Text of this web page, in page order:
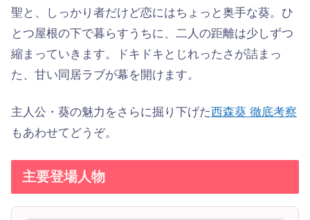
聖と、しっかり者だけど恋にはちょっと奥手な葵。ひ
とつ屋根の下で暮らすうちに、二人の距離は少しずつ
縮まっていきます。ドキドキとじれったさが詰まっ
た、甘い同居ラブが幕を開けます。
主人公・葵の魅力をさらに掘り下げた西森葵 徹底考察
もあわせてどうぞ。
主要登場人物